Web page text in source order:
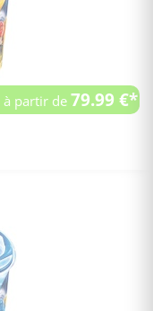
à partir de79.99 €*